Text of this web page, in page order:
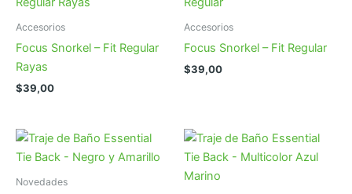
Accesorios
Focus Snorkel – Fit Regular
Rayas
$39,00
Accesorios
Focus Snorkel – Fit Regular
$39,00
Novedades